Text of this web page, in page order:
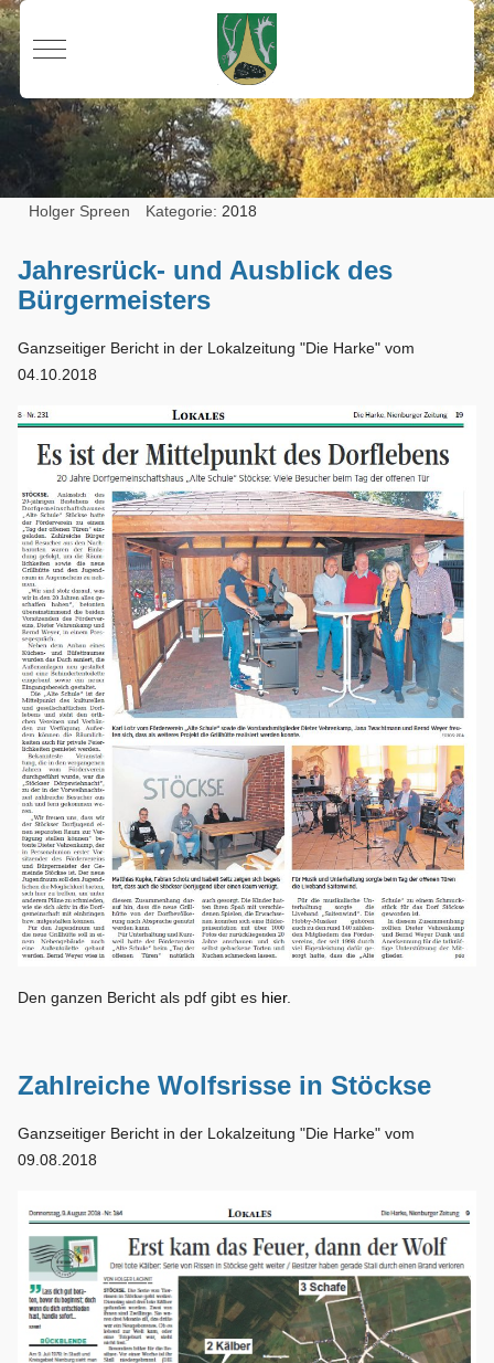
Mobile Menu Toggle
Holger Spreen Kategorie: 2018
Jahresrück- und Ausblick des
Bürgermeisters
Ganzseitiger Bericht in der Lokalzeitung "Die Harke" vom
04.10.2018
Den ganzen Bericht als pdf gibt es hier.
Zahlreiche Wolfsrisse in Stöckse
Ganzseitiger Bericht in der Lokalzeitung "Die Harke" vom
09.08.2018